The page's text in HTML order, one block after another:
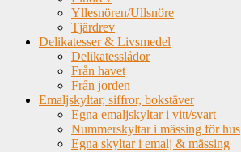
Yllesnören/Ullsnöre
Tjärdrev
Delikatesser & Livsmedel
Delikatesslådor
Från havet
Från jorden
Emaljskyltar, siffror, bokstäver
Egna emaljskyltar i vitt/svart
Nummerskyltar i mässing för hus
Egna skyltar i emalj & mässing